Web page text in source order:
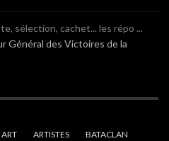
sélection, cachet... les répo ...
Général des Victoires de la
ART ARTISTES BATACLAN